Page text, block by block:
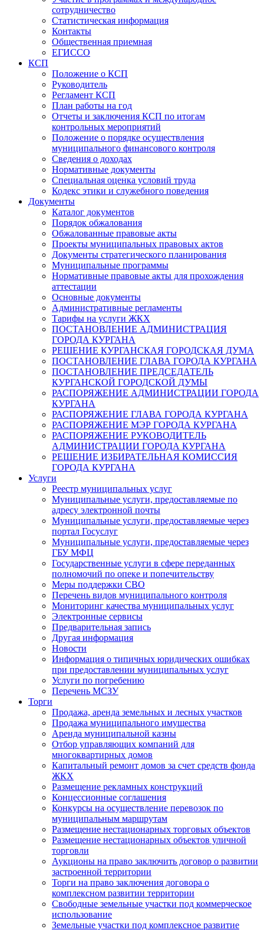
сотрудничество
Статистическая информация
Контакты
Общественная приемная
ЕГИССО
КСП
Положение о КСП
Руководитель
Регламент КСП
План работы на год
Отчеты и заключения КСП по итогам
контрольных мероприятий
Положение о порядке осуществления
муниципального финансового контроля
Сведения о доходах
Нормативные документы
Специальная оценка условий труда
Кодекс этики и служебного поведения
Документы
Каталог документов
Порядок обжалования
Обжалованные правовые акты
Проекты муниципальных правовых актов
Документы стратегического планирования
Муниципальные программы
Нормативные правовые акты для прохождения
аттестации
Основные документы
Административные регламенты
Тарифы на услуги ЖКХ
ПОСТАНОВЛЕНИЕ АДМИНИСТРАЦИЯ
ГОРОДА КУРГАНА
РЕШЕНИЕ КУРГАНСКАЯ ГОРОДСКАЯ ДУМА
ПОСТАНОВЛЕНИЕ ГЛАВА ГОРОДА КУРГАНА
ПОСТАНОВЛЕНИЕ ПРЕДСЕДАТЕЛЬ
КУРГАНСКОЙ ГОРОДСКОЙ ДУМЫ
РАСПОРЯЖЕНИЕ АДМИНИСТРАЦИИ ГОРОДА
КУРГАНА
РАСПОРЯЖЕНИЕ ГЛАВА ГОРОДА КУРГАНА
РАСПОРЯЖЕНИЕ МЭР ГОРОДА КУРГАНА
РАСПОРЯЖЕНИЕ РУКОВОДИТЕЛЬ
АДМИНИСТРАЦИИ ГОРОДА КУРГАНА
РЕШЕНИЕ ИЗБИРАТЕЛЬНАЯ КОМИССИЯ
ГОРОДА КУРГАНА
Услуги
Реестр муниципальных услуг
Муниципальные услуги, предоставляемые по
адресу электронной почты
Муниципальные услуги, предоставляемые через
портал Госуслуг
Муниципальные услуги, предоставляемые через
ГБУ МФЦ
Государственные услуги в сфере переданных
полномочий по опеке и попечительству
Меры поддержки СВО
Перечень видов муниципального контроля
Мониторинг качества муниципальных услуг
Электронные сервисы
Предварительная запись
Другая информация
Новости
Информация о типичных юридических ошибках
при предоставлении муниципальных услуг
Услуги по погребению
Перечень МСЗУ
Торги
Продажа, аренда земельных и лесных участков
Продажа муниципального имущества
Аренда муниципальной казны
Отбор управляющих компаний для
многоквартирных домов
Капитальный ремонт домов за счет средств фонда
ЖКХ
Размещение рекламных конструкций
Концессионные соглашения
Конкурсы на осуществление перевозок по
муниципальным маршрутам
Размещение нестационарных торговых объектов
Размещение нестационарных объектов уличной
торговли
Аукционы на право заключить договор о развитии
застроенной территории
Торги на право заключения договора о
комплексном развитии территории
Свободные земельные участки под коммерческое
использование
Земельные участки под комплексное развитие